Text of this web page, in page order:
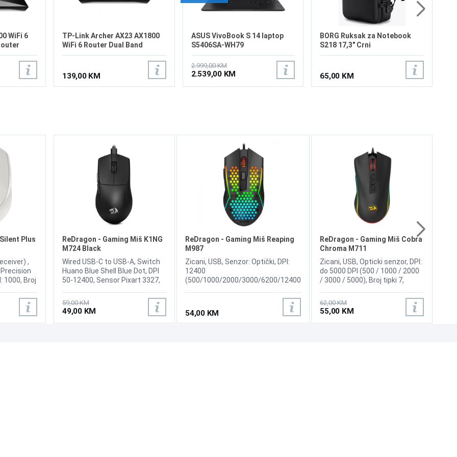
WiFi 6
TP-Link Archer AX23 AX1800
WiFi 6 Router Dual Band
139,00 KM
ASUS VivoBook S 14 laptop
S5406SA-WH79
2.999,00 KM
2.539,00 KM
BORG Ruksak za Notebook
S218 17,3" Crni
65,00 KM
Plus
,
1000, Broj
ReDragon - Gaming Miš K1NG
M724 Black
Wired USB-C to USB-A, Switch
Huano Blue Shell Blue Dot, DPI
50-12400, Sensor Pixart 3327,
Symmetrical, Buttons 5, DPI
button on the bottom,
Programmable Buttons,
Ergonomic Natural Grip Build,
59,00 KM
49,00 KM
ReDragon - Gaming Miš Reaping
M987
Zicani, USB, Senzor: Optički, DPI:
12400
(500/1000/2000/3000/6200/12400
Duzina kabla 1.8m, Ubrzanje: 30 G,
Pozadinsko osvetljenje miša: Da
54,00 KM
ReDragon - Gaming Miš Cobra
Chroma M711
Zicani, USB, Opticki senzor, DPI:
do 5000 DPI (500 / 1000 / 2000
/ 3000 / 5000), Broj tipki 7,
Up to 1000 Hz; switchable:
125HZ/250HZ/500HZ/1000HZ
(Default 500HZ), , Size: 5.0 x 2.6
x 1.6 inches
62,00 KM
55,00 KM